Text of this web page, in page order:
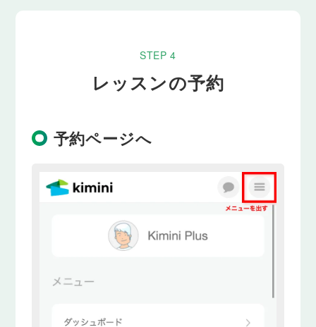
STEP 4
レッスンの予約
予約ページへ